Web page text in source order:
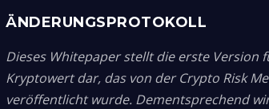
ÄNDERUNGSPROTOKOLL
Dieses Whitepaper stellt die erste Version
Kryptowert dar, das von der Crypto Risk
veröffentlicht wurde. Dementsprechend